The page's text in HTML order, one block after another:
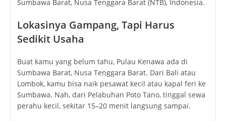
Sumbawa Barat, Nusa Tenggara Barat (NTB), Indonesia.
Lokasinya Gampang, Tapi Harus
Sedikit Usaha
Buat kamu yang belum tahu, Pulau Kenawa ada di
Sumbawa Barat, Nusa Tenggara Barat. Dari Bali atau
Lombok, kamu bisa naik pesawat kecil atau kapal feri ke
Sumbawa. Nah, dari Pelabuhan Poto Tano, tinggal sewa
perahu kecil, sekitar 15–20 menit langsung sampai.